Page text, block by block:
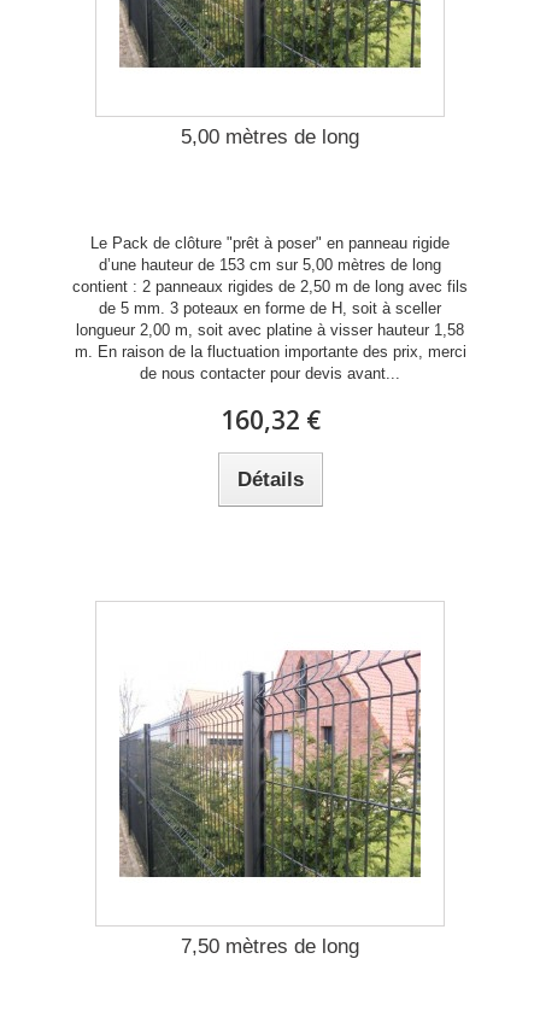
5,00 mètres de long
Le Pack de clôture "prêt à poser" en panneau rigide
d’une hauteur de 153 cm sur 5,00 mètres de long
contient : 2 panneaux rigides de 2,50 m de long avec fils
de 5 mm. 3 poteaux en forme de H, soit à sceller
longueur 2,00 m, soit avec platine à visser hauteur 1,58
m. En raison de la fluctuation importante des prix, merci
de nous contacter pour devis avant...
160,32 €
Détails
7,50 mètres de long